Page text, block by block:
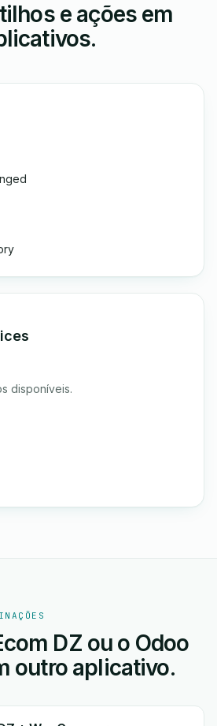
e ações em
disponíveis.
DZ ou o Odoo
outro aplicativo.